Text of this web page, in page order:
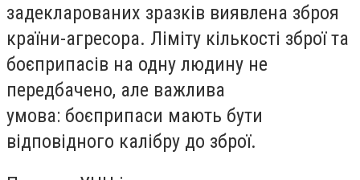
задекларованих зразків виявлена зброя
країни-агресора. Ліміту кількості зброї та
боєприпасів на одну людину не
передбачено, але важлива
умова: боєприпаси мають бути
відповідного калібру до зброї.